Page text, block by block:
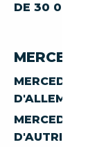
DE 30 000 €
MERCEDES-
MERCEDES-
D'ALLEMAGNE
MERCEDES-
D'AUTRICHE